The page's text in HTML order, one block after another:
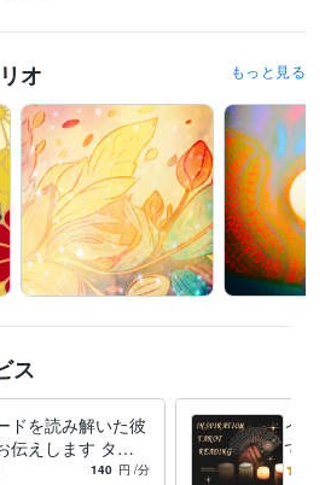
ンシー 九星気学 タロットカード
オ もっと見る
ス
ドを読み解いた彼
伝えします タロ
を使用して、今の
140 円 /分
イン
で明
キド